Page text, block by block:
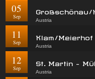
05
Sep
Großschönau/
Austria
11
Sep
Klam/Meierhof
Austria
12
Sep
St. Martin -
Austria